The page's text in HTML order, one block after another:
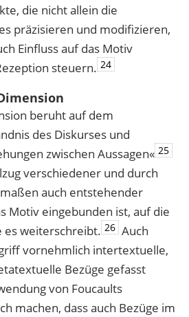
die nicht allein die
präzisieren und modifizieren,
Einfluss auf das Motiv
steuern. 24
beruht auf dem
des Diskurses und
zwischen Aussagen« 25
verschiedener und durch
auch entstehender
Motiv eingebunden ist, auf die
weiterschreibt. 26 Auch
vornehmlich intertextuelle,
Bezüge gefasst
von Foucaults
machen, dass auch Bezüge im